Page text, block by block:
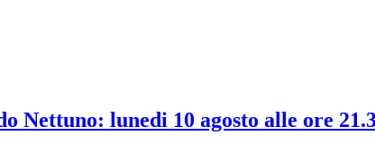
Nettuno: lunedi 10 agosto alle ore